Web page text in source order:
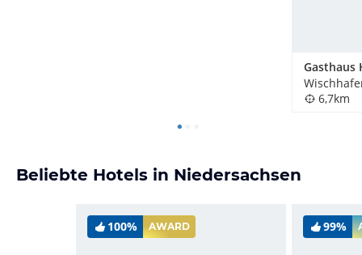
6,7km
Beliebte Hotels in Niedersachsen
100% AWARD 99%